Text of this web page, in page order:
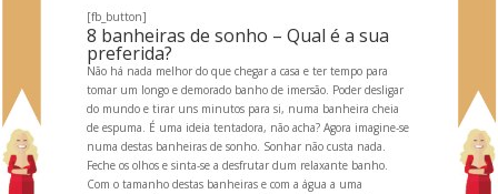
[fb_button]
8 banheiras de sonho – Qual é a sua
preferida?
Não há nada melhor do que chegar a casa e ter tempo para
tomar um longo e demorado banho de imersão. Poder desligar
do mundo e tirar uns minutos para si, numa banheira cheia
de espuma. É uma ideia tentadora, não acha? Agora imagine-se
numa destas banheiras de sonho. Sonhar não custa nada.
Feche os olhos e sinta-se a desfrutar dum relaxante banho.
Com o tamanho destas banheiras e com a água a uma